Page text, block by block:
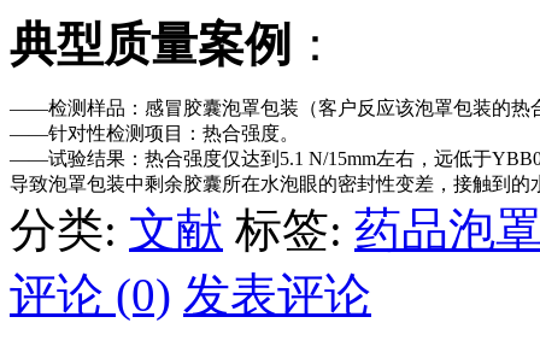
典型质量案例 ：
——检测样品：感冒胶囊泡罩包装（客户反应该泡罩包装的热
——针对性检测项目：热合强度。
——试验结果：热合强度仅达到5.1 N/15mm左右，远低于
导致泡罩包装中剩余胶囊所在水泡眼的密封性变差，接触到
分类: 文献 标签: 药品泡
评论 (0) 发表评论